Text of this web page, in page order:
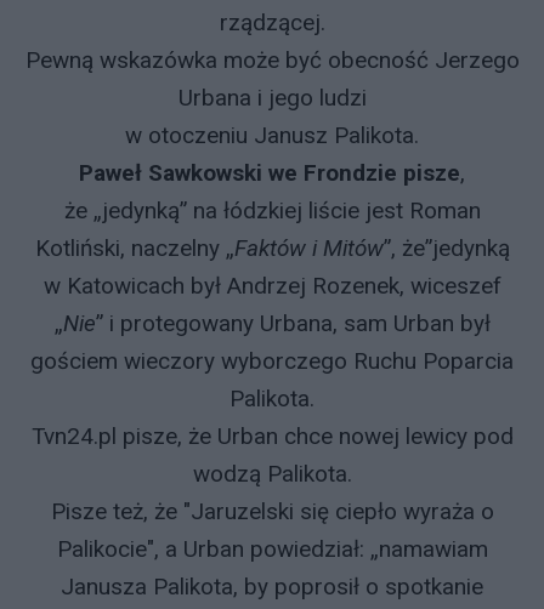
rządzącej.
Pewną wskazówka może być obecność Jerzego
Urbana i jego ludzi
w otoczeniu Janusz Palikota.
Paweł Sawkowski we Frondzie pisze,
że „jedynką” na łódzkiej liście jest Roman
Kotliński, naczelny „Faktów i Mitów”, że”jedynką
w Katowicach był Andrzej Rozenek, wiceszef
„Nie” i protegowany Urbana, sam Urban był
gościem wieczory wyborczego Ruchu Poparcia
Palikota.
Tvn24.pl pisze, że Urban chce nowej lewicy pod
wodzą Palikota.
Pisze też, że "Jaruzelski się ciepło wyraża o
Palikocie", a Urban powiedział: „namawiam
Janusza Palikota, by poprosił o spotkanie